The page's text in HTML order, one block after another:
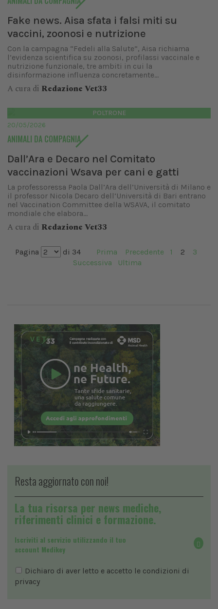
Fake news. Aisa sfata i falsi miti su
vaccini, zoonosi e nutrizione
Con la campagna “Fedeli alla Salute”, Aisa richiama
l’evidenza scientifica su zoonosi, profilassi vaccinale e
nutrizione funzionale, tre ambiti in cui la
disinformazione influenza concretamente...
A cura di Redazione Vet33
POLTRONE
20/05/2026
ANIMALI DA COMPAGNIA
Dall’Ara e Decaro nel Comitato
vaccinazioni Wsava per cani e gatti
La professoressa Paola Dall’Ara dell’Università di Milano e
il professor Nicola Decaro dell’Università di Bari entrano
nel Vaccination Committee della WSAVA, il comitato
mondiale che elabora...
A cura di Redazione Vet33
Pagina di 34 Prima Precedente 1 2
3
Successiva
Ultima
Resta aggiornato con noi!
La tua risorsa per news mediche,
riferimenti clinici e formazione.
Iscriviti al servizio utilizzando il tuo
account Medikey
Dichiaro di aver letto e accetto le condizioni di
privacy